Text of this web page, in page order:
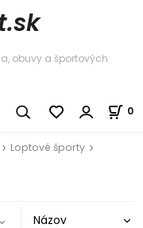
obuvy a športových
0
Loptové športy